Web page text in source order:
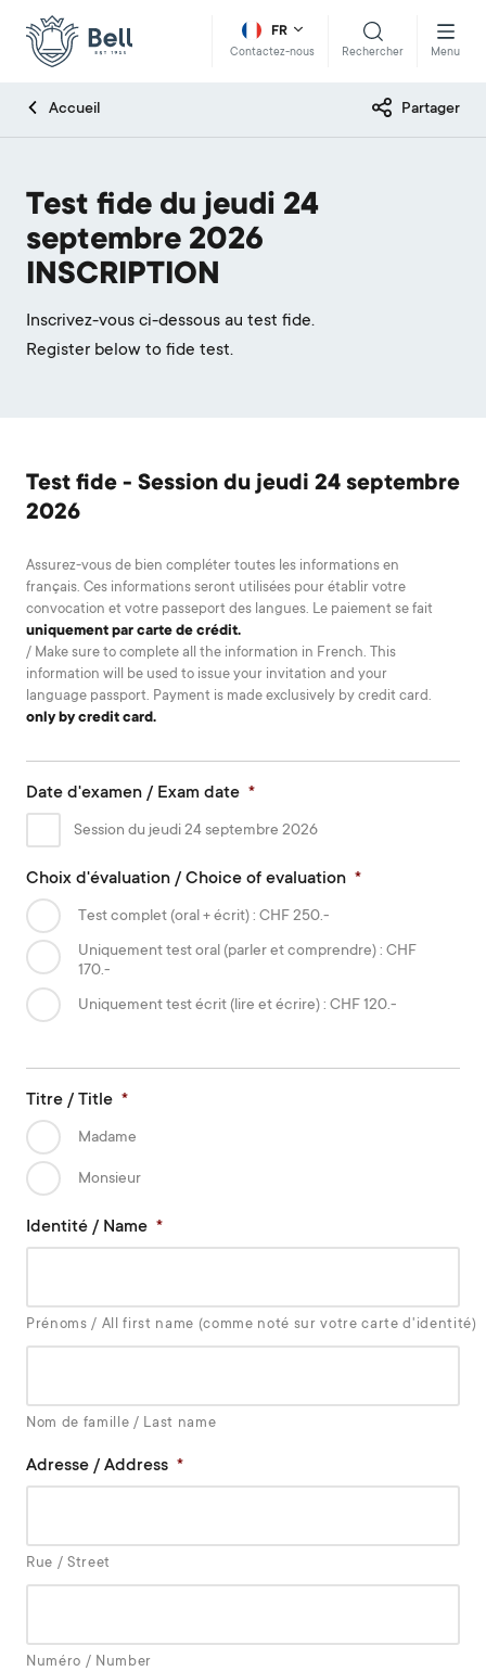
FR
Contactez-nous Rechercher Menu
Accueil Partager
Test fide du jeudi 24
septembre 2026
INSCRIPTION
Inscrivez-vous ci-dessous au test fide.
Register below to fide test.
Test fide - Session du jeudi 24 septembre
2026
Assurez-vous de bien compléter toutes les informations en
français. Ces informations seront utilisées pour établir votre
convocation et votre passeport des langues. Le paiement se fait
uniquement par carte de crédit.
/ Make sure to complete all the information in French. This
information will be used to issue your invitation and your
language passport. Payment is made exclusively by credit card.
only by credit card.
Date d'examen / Exam date *
Session du jeudi 24 septembre 2026
Choix d'évaluation / Choice of evaluation *
Test complet (oral + écrit) : CHF 250.-
Uniquement test oral (parler et comprendre) : CHF
170.-
Uniquement test écrit (lire et écrire) : CHF 120.-
Titre / Title *
Madame
Monsieur
Identité / Name *
Prénoms / All first name (comme noté sur votre carte d'identité)
Nom de famille / Last name
Adresse / Address *
Rue / Street
Numéro / Number